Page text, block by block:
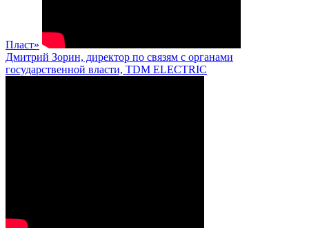
Пласт»
Дмитрий Зорин, директор по связям с органами
государственной власти, TDM ELECTRIC